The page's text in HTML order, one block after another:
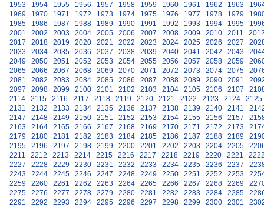
1953
1954 1955 1956 1957 1958 1959 1960 1961 1962 1963
1969
1970 1971 1972 1973 1974 1975 1976 1977 1978 1979
1985
1986 1987 1988 1989 1990 1991 1992 1993 1994 1995
2001
2002 2003 2004 2005 2006 2007 2008 2009 2010 2011
2017
2018 2019 2020 2021 2022 2023 2024 2025 2026 2027
2033
2034 2035 2036 2037 2038 2039 2040 2041 2042 2043
2049
2050 2051 2052 2053 2054 2055 2056 2057 2058 2059
2065
2066 2067 2068 2069 2070 2071 2072 2073 2074 2075
2081
2082 2083 2084 2085 2086 2087 2088 2089 2090 2091
2097
2098 2099 2100 2101 2102 2103 2104 2105 2106 2107
2114
2115 2116 2117 2118 2119 2120 2121 2122 2123 2124
2125
2131
2132 2133 2134 2135 2136 2137 2138 2139 2140 2141
2147
2148 2149 2150 2151 2152 2153 2154 2155 2156 2157
2163
2164 2165 2166 2167 2168 2169 2170 2171 2172 2173
2179
2180 2181 2182 2183 2184 2185 2186 2187 2188 2189
2195
2196 2197 2198 2199 2200 2201 2202 2203 2204 2205
2211
2212 2213 2214 2215 2216 2217 2218 2219 2220 2221
2227
2228 2229 2230 2231 2232 2233 2234 2235 2236 2237
2243
2244 2245 2246 2247 2248 2249 2250 2251 2252 2253
2259
2260 2261 2262 2263 2264 2265 2266 2267 2268 2269
2275
2276 2277 2278 2279 2280 2281 2282 2283 2284 2285
2291
2292 2293 2294 2295 2296 2297 2298 2299 2300 2301